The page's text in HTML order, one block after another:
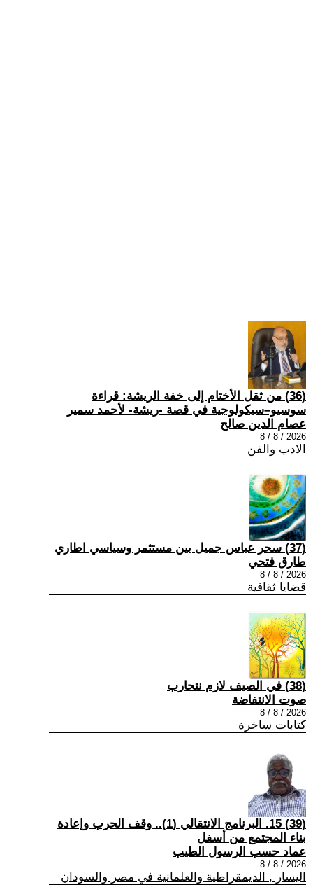
(36) من ثقل الأختام إلى خفة الريشة: قراءة
سوسيو–سيكولوجية في قصة -ريشة- لأحمد سمير
عصام الدين صالح
2026 / 8 / 8
الادب والفن
(37) سحر عباس جميل بين مستثمر وسياسي اطاري
طارق فتحي
2026 / 8 / 8
قضايا ثقافية
(38) في الصيف لازم نتحارب
صوت الانتفاضة
2026 / 8 / 8
كتابات ساخرة
(39) 15. البرنامج الانتقالي (1).. وقف الحرب وإعادة
بناء المجتمع من أسفل
عماد حسب الرسول الطيب
2026 / 8 / 8
اليسار , الديمقراطية والعلمانية في مصر والسودان